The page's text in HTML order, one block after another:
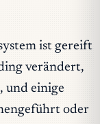
ist gereift
verändert,
und einige
oder